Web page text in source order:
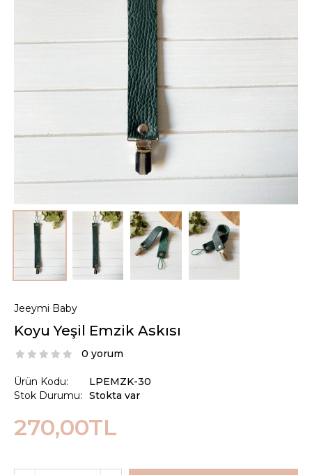
Jeeymi Baby
Koyu Yeşil Emzik Askısı
0 yorum
Ürün Kodu:
Stok Durumu:
LPEMZK-30
Stokta var
270,00TL